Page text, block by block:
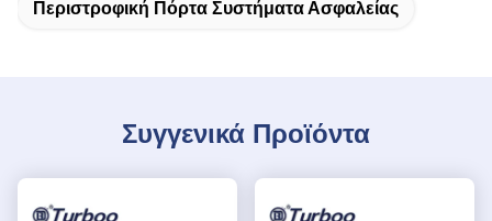
Περιστροφική Πόρτα Συστήματα Ασφαλείας
Συγγενικά Προϊόντα